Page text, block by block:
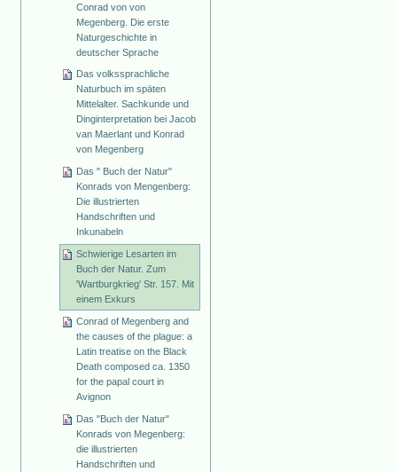
Conrad von von
Megenberg. Die erste
Naturgeschichte in
deutscher Sprache
Das volkssprachliche
Naturbuch im späten
Mittelalter. Sachkunde und
Dinginterpretation bei Jacob
van Maerlant und Konrad
von Megenberg
Das " Buch der Natur"
Konrads von Mengenberg:
Die illustrierten
Handschriften und
Inkunabeln
Schwierige Lesarten im
Buch der Natur. Zum
'Wartburgkrieg' Str. 157. Mit
einem Exkurs
Conrad of Megenberg and
the causes of the plague: a
Latin treatise on the Black
Death composed ca. 1350
for the papal court in
Avignon
Das "Buch der Natur"
Konrads von Megenberg:
die illustrierten
Handschriften und